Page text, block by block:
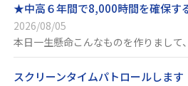
★中高６年間で8,000時間を確保す
2026/08/05
本日一生懸命こんなものを作りまして
スクリーンタイムパトロールしま